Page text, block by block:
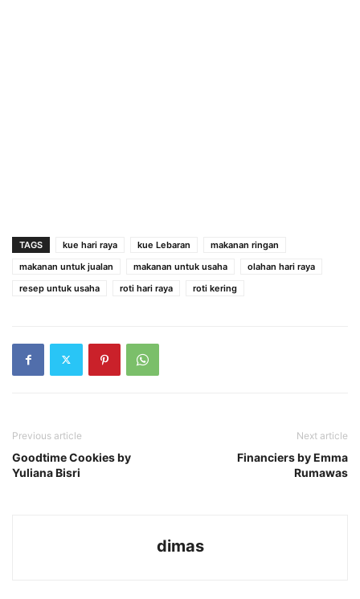
TAGS kue hari raya kue Lebaran
makanan ringan
makanan untuk jualan
makanan untuk usaha
olahan hari raya
resep untuk usaha
roti hari raya roti kering
Previous article
Goodtime Cookies by
Yuliana Bisri
Next article
Financiers by Emma
Rumawas
dimas